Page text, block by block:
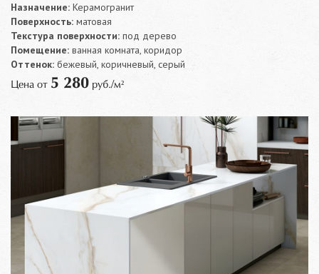
Назначение: Керамогранит
Поверхность: матовая
Текстура поверхности: под дерево
Помещение: ванная комната, коридор
Оттенок: бежевый, коричневый, серый
Цена от 5 280 руб./м²